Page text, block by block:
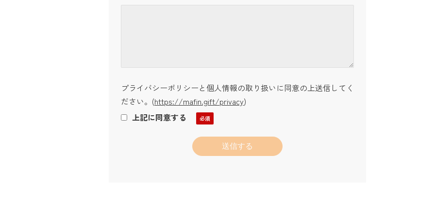
プライバシーポリシーと個人情報の取り扱いに同意の上送信してく
ださい。 (https://mafin.gift/privacy)
上記に同意する